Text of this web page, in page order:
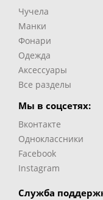
Чучела
Манки
Фонари
Одежда
Аксессуары
Все разделы
Мы в соцсетях:
Вконтакте
Одноклассники
Facebook
Instagram
Служба